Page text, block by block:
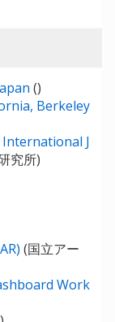
()
Berkeley
J
究所)
(国立アー
Work